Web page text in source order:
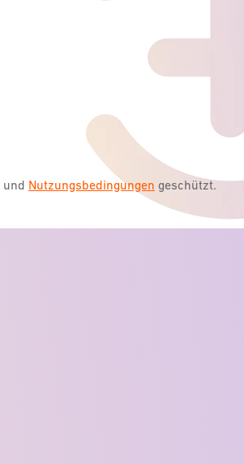
und Nutzungsbedingungen geschützt.